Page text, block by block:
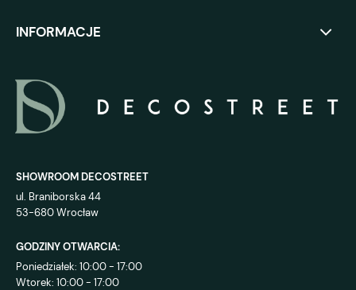
INFORMACJE
SHOWROOM DECOSTREET
ul. Braniborska 44
53-680 Wrocław
GODZINY OTWARCIA:
Poniedziałek: 10:00 - 17:00
Wtorek: 10:00 - 17:00